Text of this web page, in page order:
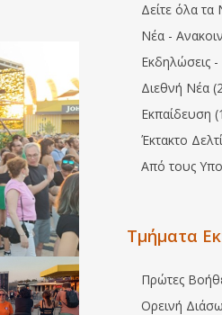
Δείτε όλα τα
Νέα -
Εκδηλώσεις
Διεθνή Νέα
Εκπαίδευση
Έκτακτο
Από τους
Τμήματα
Πρώτες
Ορεινή